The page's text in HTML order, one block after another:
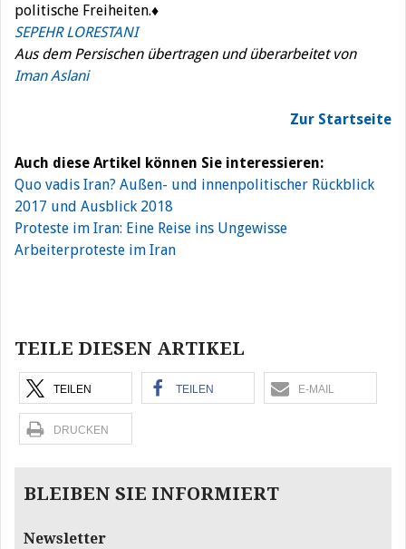
politische Freiheiten.♦
SEPEHR LORESTANI
Aus dem Persischen übertragen und überarbeitet von
Iman Aslani
Zur Startseite
Auch diese Artikel können Sie interessieren:
Quo vadis Iran? Außen- und innenpolitischer Rückblick
2017 und Ausblick 2018
Proteste im Iran: Eine Reise ins Ungewisse
Arbeiterproteste im Iran
TEILE DIESEN ARTIKEL
TEILEN TEILEN E-MAIL
DRUCKEN
BLEIBEN SIE INFORMIERT
Newsletter